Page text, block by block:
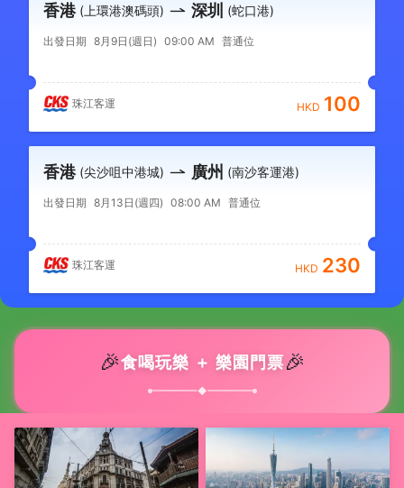
香港 (上環港澳碼頭) 深圳 (蛇口港)
出發日期 8月9日(週日) 09:00 AM 普通位
珠江客運 HKD 100
香港 (尖沙咀中港城) 廣州 (南沙客運港)
出發日期 8月13日(週四) 08:00 AM 普通位
珠江客運 HKD 230
🎉食喝玩樂 ＋ 樂園門票🎉
◆